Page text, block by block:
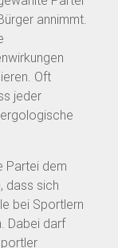
annimmt.
Oft
jeder
Partei dem
dass sich
bei Sportlern
Dabei darf